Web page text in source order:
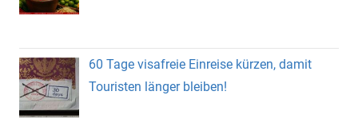
60 Tage visafreie Einreise kürzen, damit
Touristen länger bleiben!